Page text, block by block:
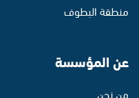
منطقة البطوف
عن المؤسسة
من نحن